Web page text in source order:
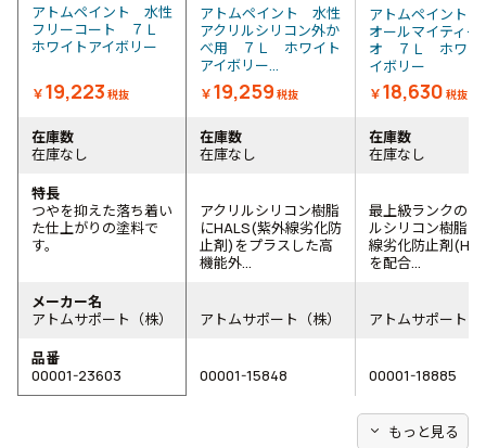
アトムペイント 水性
フリーコート ７Ｌ
ホワイトアイボリー
￥19,223 税抜
アトムペイント 水性
アクリルシリコン外か
べ用 ７Ｌ ホワイト
アイボリー...
￥19,259 税抜
アトムペイント
オールマイティー
オ ７Ｌ ホワイ
イボリー
￥18,630 税抜
在庫数
在庫なし
在庫数
在庫なし
在庫数
在庫なし
特長
つやを抑えた落ち着い
た仕上がりの塗料で
す。
アクリルシリコン樹脂
にHALS(紫外線劣化防
止剤)をプラスした高
機能外...
最上級ランクのア
ルシリコン樹脂に
線劣化防止剤
を配合...
メーカー名
アトムサポート（株）
アトムサポート（株）
アトムサポート（
品番
00001-23603
00001-15848 00001-18885
expand_more もっと見る